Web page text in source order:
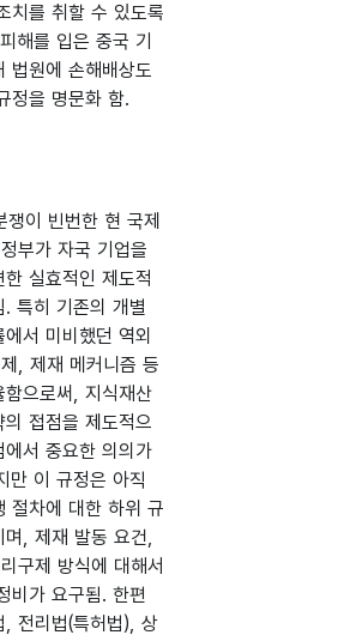
치를 취할 수 있도록
해를 입은 중국 기
법원에 손해배상도
정을 명문화 함.
쟁이 빈번한 현 국제
부가 자국 기업을
실효적인 제도적
특히 기존의 개별
서 미비했던 역외
, 제재 메커니즘 등
으로써, 지식재산
접점을 제도적으
서 중요한 의의가
만 이 규정은 아직
절차에 대한 하위 규
며, 제재 발동 요건,
구제 방식에 대해서
비가 요구됨. 한편
, 전리법(특허법), 상